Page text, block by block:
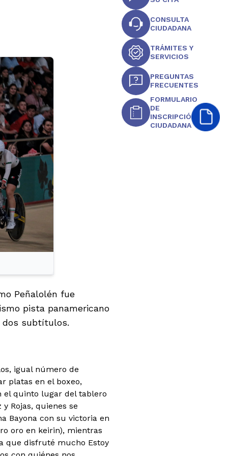
Peñalolén fue
pista panamericano
dos subtítulos.
igual número de
platas en el boxeo,
el quinto lugar del tablero
Rojas, quienes se
Bayona con su victoria en
oro en keirin), mientras
que disfruté mucho Estoy
CONSULTA
CIUDADANA
TRÁMITES Y
SERVICIOS
PREGUNTAS
FRECUENTES
FORMULARIO
DE
INSCRIPCIÓN
CIUDADANA